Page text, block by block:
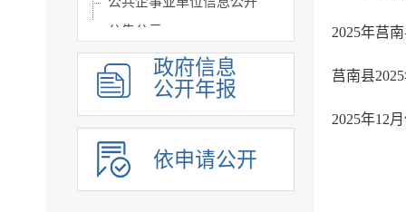
公告公示
政府公报
基层政务公开标准目录
政府信息
公开年报
依申请公开
2025年莒
莒南县
2025年12